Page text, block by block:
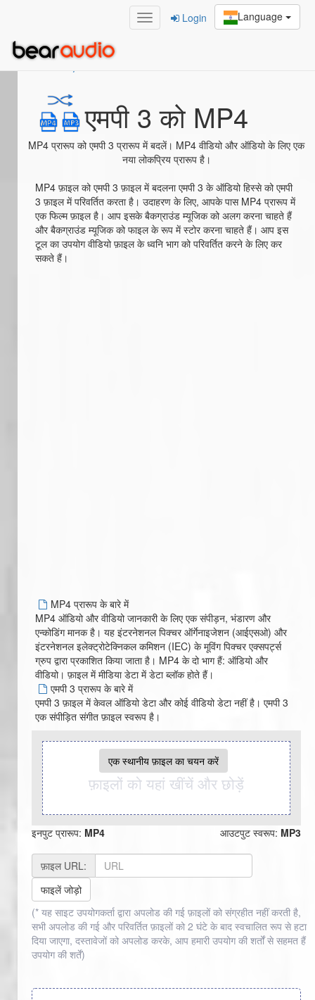
Language
Login
एमपी 3 को MP4
MP4 प्रारूप को एमपी 3 प्रारूप में बदलें। MP4 वीडियो और ऑडियो के लिए एक
नया लोकप्रिय प्रारूप है।
MP4 फ़ाइल को एमपी 3 फ़ाइल में बदलना एमपी 3 के ऑडियो हिस्से को एमपी
3 फ़ाइल में परिवर्तित करता है। उदाहरण के लिए, आपके पास MP4 प्रारूप में
एक फिल्म फ़ाइल है। आप इसके बैकग्राउंड म्यूजिक को अलग करना चाहते हैं
और बैकग्राउंड म्यूजिक को फाइल के रूप में स्टोर करना चाहते हैं। आप इस
टूल का उपयोग वीडियो फ़ाइल के ध्वनि भाग को परिवर्तित करने के लिए कर
सकते हैं।
MP4 प्रारूप के बारे में
MP4 ऑडियो और वीडियो जानकारी के लिए एक संपीड़न, भंडारण और
एन्कोडिंग मानक है। यह इंटरनेशनल पिक्चर ऑर्गेनाइजेशन (आईएसओ) और
इंटरनेशनल इलेक्ट्रोटेक्निकल कमिशन (IEC) के मूविंग पिक्चर एक्सपर्ट्स
ग्रुप द्वारा प्रकाशित किया जाता है। MP4 के दो भाग हैं: ऑडियो और
वीडियो। फ़ाइल में मीडिया डेटा में डेटा ब्लॉक होते हैं।
एमपी 3 प्रारूप के बारे में
एमपी 3 फ़ाइल में केवल ऑडियो डेटा और कोई वीडियो डेटा नहीं है। एमपी 3
एक संपीड़ित संगीत फ़ाइल स्वरूप है।
एक स्थानीय फ़ाइल का चयन करें
फ़ाइलों को यहां खींचें और छोड़ें
इनपुट प्रारूप: MP4 आउटपुट स्वरूप: MP3
फ़ाइल URL:
फाइलें जोड़ो
(* यह साइट उपयोगकर्ता द्वारा अपलोड की गई फ़ाइलों को संग्रहीत नहीं करती है,
सभी अपलोड की गई और परिवर्तित फ़ाइलों को 2 घंटे के बाद स्वचालित रूप से हटा
दिया जाएगा, दस्तावेजों को अपलोड करके, आप हमारी उपयोग की शर्तों से सहमत हैं
उपयोग की शर्तें)